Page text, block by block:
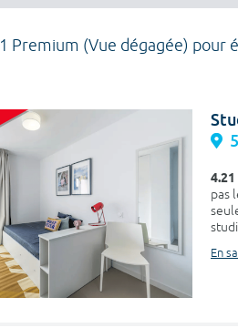
Premium (Vue dégagée) pour
pas
En